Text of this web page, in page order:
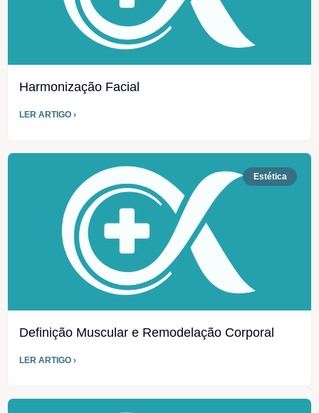
Harmonização Facial
LER ARTIGO ›
Estética
Definição Muscular e Remodelação Corporal
LER ARTIGO ›